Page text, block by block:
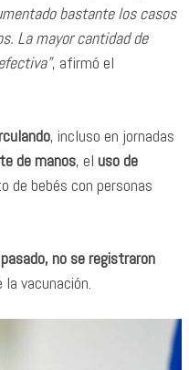
bastante los casos
La mayor cantidad de
, afirmó el
, incluso en jornadas
de manos, el uso de
de bebés con personas
no se registraron
vacunación.